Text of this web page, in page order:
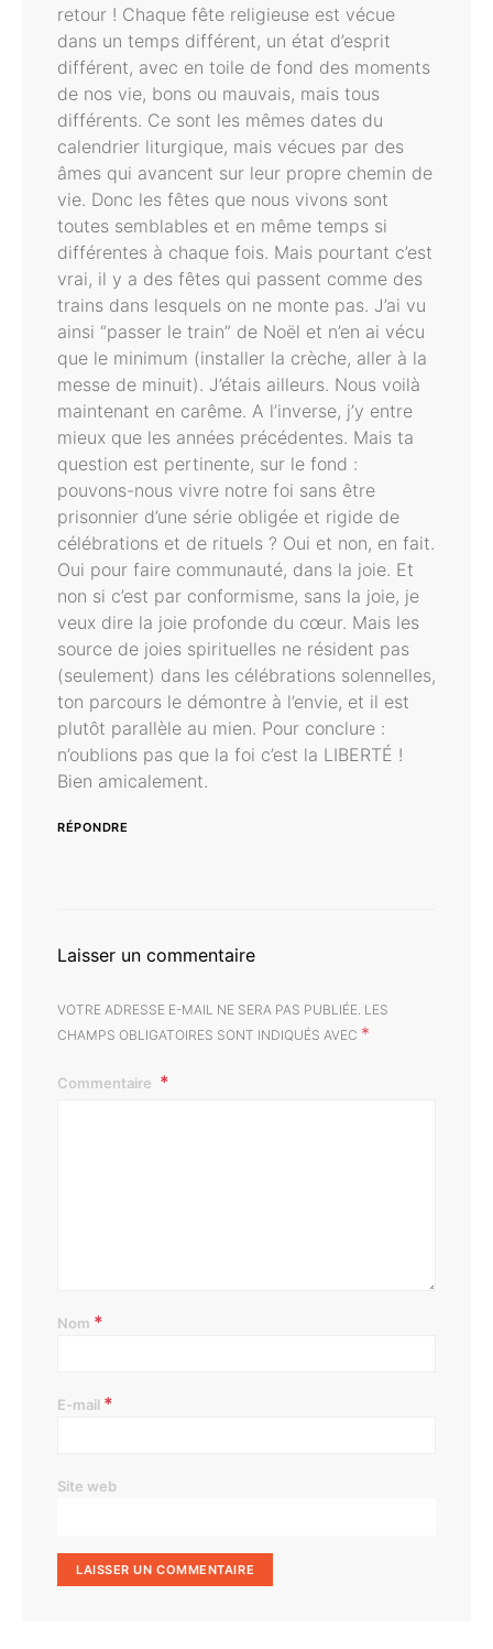
retour ! Chaque fête religieuse est vécue
dans un temps différent, un état d’esprit
différent, avec en toile de fond des moments
de nos vie, bons ou mauvais, mais tous
différents. Ce sont les mêmes dates du
calendrier liturgique, mais vécues par des
âmes qui avancent sur leur propre chemin de
vie. Donc les fêtes que nous vivons sont
toutes semblables et en même temps si
différentes à chaque fois. Mais pourtant c’est
vrai, il y a des fêtes qui passent comme des
trains dans lesquels on ne monte pas. J’ai vu
ainsi “passer le train” de Noël et n’en ai vécu
que le minimum (installer la crèche, aller à la
messe de minuit). J’étais ailleurs. Nous voilà
maintenant en carême. A l’inverse, j’y entre
mieux que les années précédentes. Mais ta
question est pertinente, sur le fond :
pouvons-nous vivre notre foi sans être
prisonnier d’une série obligée et rigide de
célébrations et de rituels ? Oui et non, en fait.
Oui pour faire communauté, dans la joie. Et
non si c’est par conformisme, sans la joie, je
veux dire la joie profonde du cœur. Mais les
source de joies spirituelles ne résident pas
(seulement) dans les célébrations solennelles,
ton parcours le démontre à l’envie, et il est
plutôt parallèle au mien. Pour conclure :
n’oublions pas que la foi c’est la LIBERTÉ !
Bien amicalement.
RÉPONDRE
Laisser un commentaire
VOTRE ADRESSE E-MAIL NE SERA PAS PUBLIÉE. LES
CHAMPS OBLIGATOIRES SONT INDIQUÉS AVEC *
Commentaire
Nom *
E-mail *
Site web